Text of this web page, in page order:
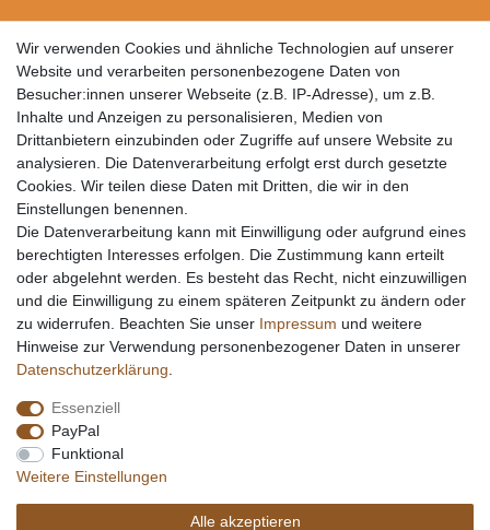
Wir verwenden Cookies und ähnliche Technologien auf unserer
Website und verarbeiten personenbezogene Daten von
Besucher:innen unserer Webseite (z.B. IP-Adresse), um z.B.
Inhalte und Anzeigen zu personalisieren, Medien von
Drittanbietern einzubinden oder Zugriffe auf unsere Website zu
analysieren. Die Datenverarbeitung erfolgt erst durch gesetzte
Cookies. Wir teilen diese Daten mit Dritten, die wir in den
Einstellungen benennen.
Die Datenverarbeitung kann mit Einwilligung oder aufgrund eines
berechtigten Interesses erfolgen. Die Zustimmung kann erteilt
oder abgelehnt werden. Es besteht das Recht, nicht einzuwilligen
und die Einwilligung zu einem späteren Zeitpunkt zu ändern oder
zu widerrufen. Beachten Sie unser Impressum und weitere
Hinweise zur Verwendung personenbezogener Daten in unserer
Daten­schutz­erklärung
Essenziell
PayPal
Funktional
Weitere Einstellungen
Alle akzeptieren